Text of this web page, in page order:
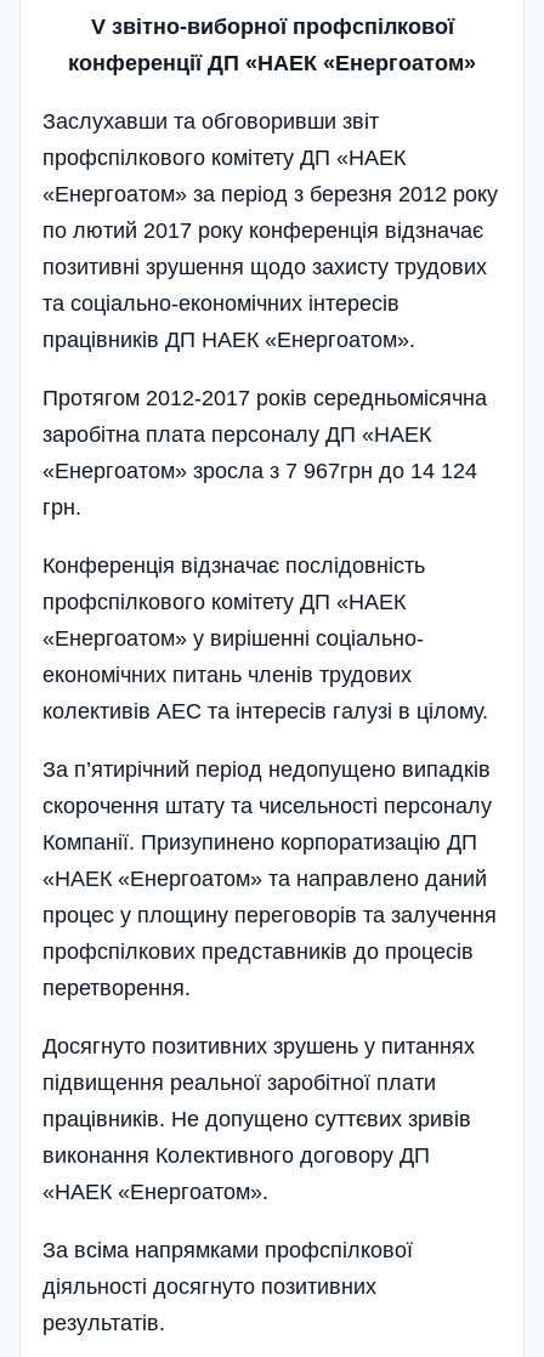
V звітно-виборної профспілкової
конференції ДП «НАЕК «Енергоатом»
Заслухавши та обговоривши звіт
профспілкового комітету ДП «НАЕК
«Енергоатом» за період з березня 2012 року
по лютий 2017 року кон­фе­ренція відзначає
позитивні зру­шен­ня щодо захисту трудових
та соціаль­но-економічних інтересів
працівників ДП НАЕК «Енерго­атом».
Протягом 2012-2017 років серед­ньомісячна
заробітна плата персоналу ДП «НАЕК
«Енергоатом» зросла з 7 967грн до 14 124
грн.
Конференція відзначає послі­довність
профспілкового комітету ДП «НАЕК
«Енергоатом» у вирішенні соціально-
економічних питань членів трудових
колективів АЕС та інтересів галузі в цілому.
За п’ятирічний період недопущено випадків
скорочення штату та чисельності персоналу
Компанії. Призупинено корпоратизацію ДП
«НАЕК «Енергоатом» та направлено даний
процес у площину переговорів та залучення
профспілкових представників до процесів
перетворення.
Досягнуто позитивних зрушень у питаннях
підвищення реальної заробітної плати
працівників. Не допущено суттєвих зривів
виконання Колективного договору ДП
«НАЕК «Енергоатом».
За всіма напрямками профспілкової
діяльності досягнуто позитивних
результатів.